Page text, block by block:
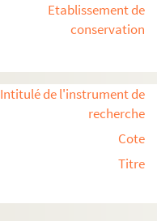
Etablissement de
conservation
Intitulé de l'instrument de
recherche
Cote
Titre